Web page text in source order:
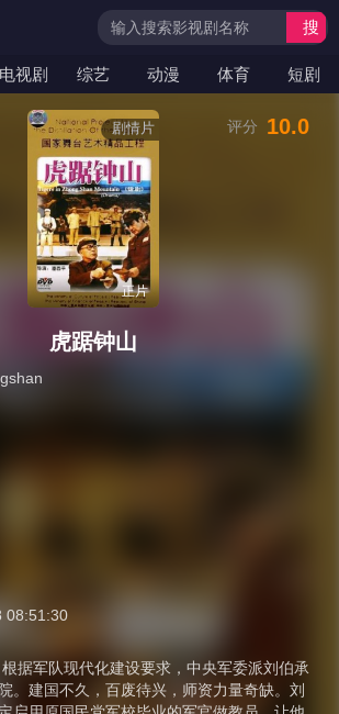
电视剧 综艺 动漫 体育 短剧
搜
剧情片
正片
虎踞钟山
08:51:30
据军队现代化建设要求，中央军委派刘伯承
。建国不久，百废待兴，师资力量奇缺。刘
评分 10.0